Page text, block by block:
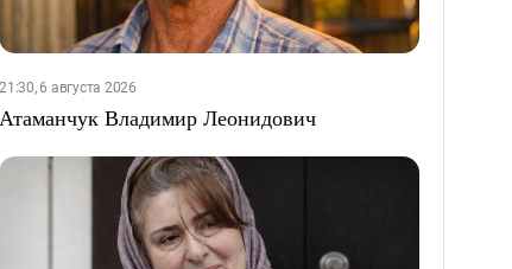
21:30, 6 августа 2026
Атаманчук Владимир Леонидович